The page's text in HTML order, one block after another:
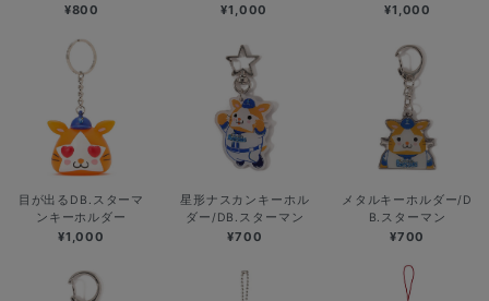
¥800 ¥1,000 ¥1,000
目が出るDB.スターマ
ンキーホルダー
¥1,000
星形ナスカンキーホル
ダー/DB.スターマン
¥700
メタルキーホルダー/D
B.スターマン
¥700